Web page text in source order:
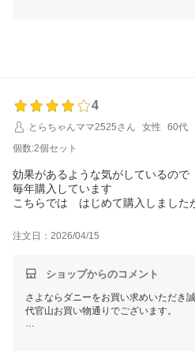
4
とらちゃんママ2525さん
女性
60代
個数:2個セット
効果があるような気がしているので
毎年購入しています
こちらでは はじめて購入しました
注文日：2026/04/15
ショップからのコメント
さよならダニーをお買い求めいただき
代官山お買い物通りでございます。
毎年ご利用いただけているとのお言葉